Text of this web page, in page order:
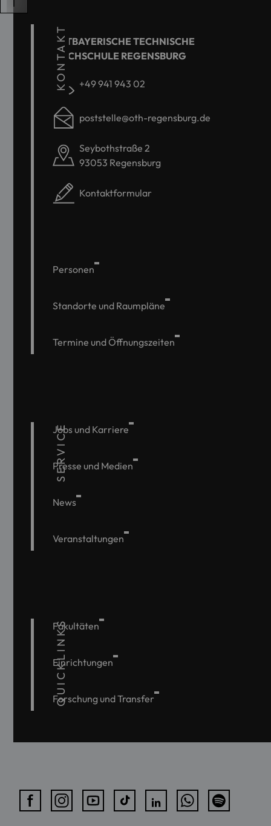
KONTAKT
OSTBAYERISCHE TECHNISCHE
HOCHSCHULE REGENSBURG
+49 941 943 02
poststelle@oth-regensburg.de
Seybothstraße 2
93053 Regensburg
Kontaktformular
Personen
Standorte und Raumpläne
Termine und Öffnungszeiten
SERVICE
Jobs und Karriere
Presse und Medien
News
Veranstaltungen
QUICKLINKS
Fakultäten
Einrichtungen
Forschung und Transfer